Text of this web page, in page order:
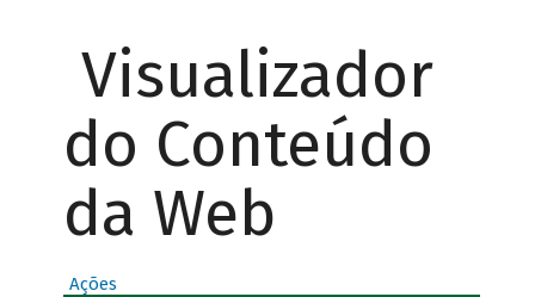
Visualizador
do Conteúdo
da Web
Ações